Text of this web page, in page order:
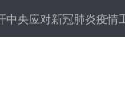
央应对新冠肺炎疫情工